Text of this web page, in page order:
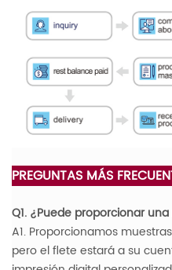
PREGUNTAS MÁS
Q1. ¿Puede proporcionar
A1. Proporcionamos
pero el flete estará a su